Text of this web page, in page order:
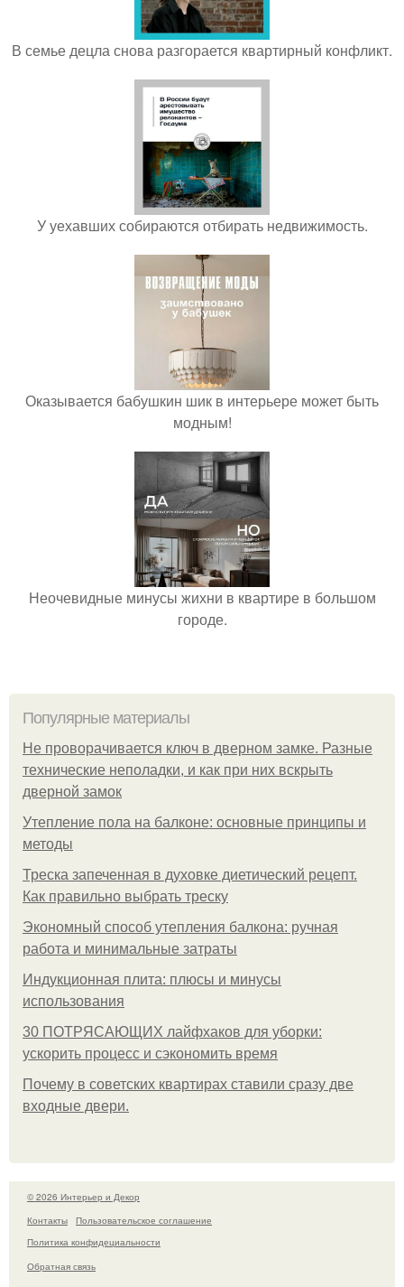
В семье децла снова разгорается квартирный конфликт.
У уехавших собираются отбирать недвижимость.
Оказывается бабушкин шик в интерьере может быть
модным!
Неочевидные минусы жихни в квартире в большом
городе.
Популярные материалы
Не проворачивается ключ в дверном замке. Разные
технические неполадки, и как при них вскрыть
дверной замок
Утепление пола на балконе: основные принципы и
методы
Треска запеченная в духовке диетический рецепт.
Как правильно выбрать треску
Экономный способ утепления балкона: ручная
работа и минимальные затраты
Индукционная плита: плюсы и минусы
использования
30 ПОТРЯСАЮЩИХ лайфхаков для уборки:
ускорить процесс и сэкономить время
Почему в советских квартирах ставили сразу две
входные двери.
© 2026 Интерьер и Декор
Контакты
Пользовательское соглашение
Политика конфидециальности
Обратная связь